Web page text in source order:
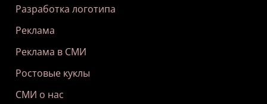
Разработка логотипа
Реклама
Реклама в СМИ
Ростовые куклы
СМИ о нас